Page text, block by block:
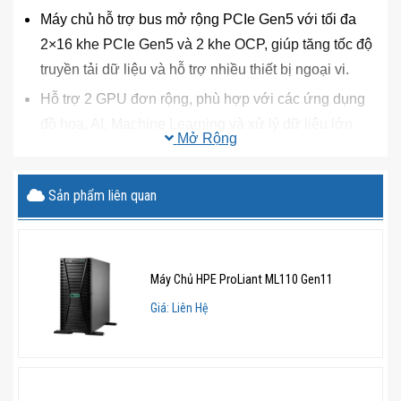
Máy chủ hỗ trợ bus mở rộng PCIe Gen5 với tối đa
2×16 khe PCIe Gen5 và 2 khe OCP, giúp tăng tốc độ
truyền tải dữ liệu và hỗ trợ nhiều thiết bị ngoại vi.
Hỗ trợ 2 GPU đơn rộng, phù hợp với các ứng dụng
Được trang bị công nghệ HPE Integrated Lights-Out
firmware nhanh chóng.
Hệ thống làm mát thông minh giúp duy trì nhiệt độ ổn
định, đảm bảo hiệu suất hoạt động liên tục và kéo dài
Mở Rộng
Sản phẩm liên quan
Máy Chủ HPE ProLiant ML110 Gen11
Giá: Liên Hệ